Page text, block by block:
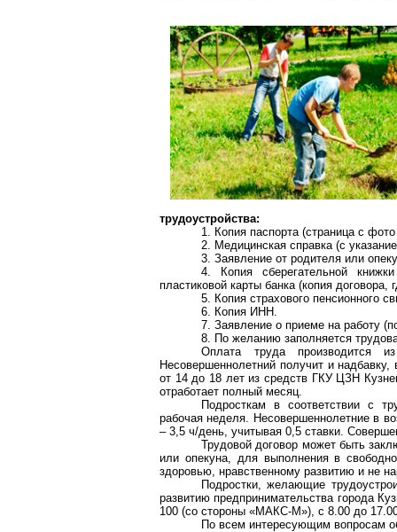
трудоустройства:
1. Копия паспорта (страница с
2. Медицинская справка (с
3. Заявление от родителя или
4. Копия сберегательной
пластиковой карты банка (копия договора,
5. Копия страхового пенсионного
6. Копия ИНН.
7. Заявление о приеме на работу
8. По желанию заполняется
Оплата труда производится
Несовершеннолетний получит и
от 14 до 18 лет из средств ГКУ ЦЗН
отработает полный месяц.
Подросткам в соответствии с
рабочая неделя. Несовершеннолетние в
– 3,5 ч/день, учитывая 0,5 ставки.
Трудовой договор может быть
или опекуна, для выполнения в
здоровью, нравственному развитию и не
Подростки, желающие
развитию предпринимательства города
100 (со стороны «МАКС-М»), с 8.00 до
По всем интересующим вопросам